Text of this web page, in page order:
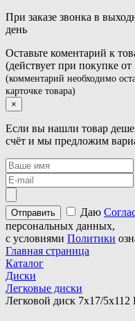
При заказе звонка в
день
Оставьте коментарий к
(действует при покупке
(комментарий необходимо
карточке товара)
×
Если вы нашли товар
счёт и мы предложим
Даю
персональных данных,
с условиями Политики
Главная страница
Каталог
Диски
Легковые диски
Легковой диск 7x17/